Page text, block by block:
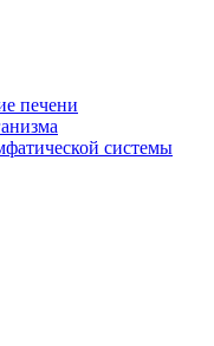
печени
системы